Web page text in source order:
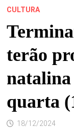
CULTURA
terão
quarta
18/12/2024